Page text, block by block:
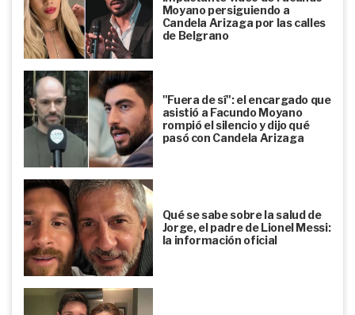
Moyano persiguiendo a
Candela Arizaga por las calles
de Belgrano
"Fuera de sí": el encargado que
asistió a Facundo Moyano
rompió el silencio y dijo qué
pasó con Candela Arizaga
Qué se sabe sobre la salud de
Jorge, el padre de Lionel Messi:
la información oficial